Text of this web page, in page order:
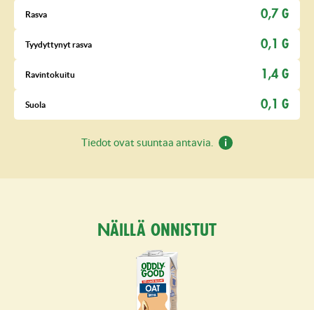
Rasva 0,7 G
Tyydyttynyt rasva 0,1 G
Ravintokuitu 1,4 G
Suola 0,1 G
Tiedot ovat suuntaa antavia.
Näillä onnistut